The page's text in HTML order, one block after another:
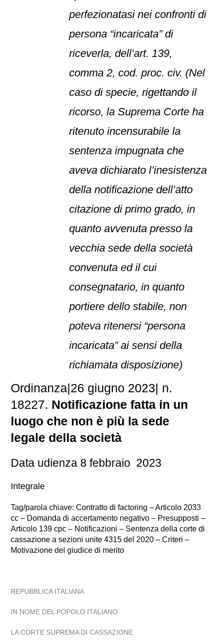
perfezionatasi nei confronti di
persona “incaricata” di
riceverla, dell’art. 139,
comma 2, cod. proc. civ. (Nel
caso di specie, rigettando il
ricorso, la Suprema Corte ha
ritenuto incensurabile la
sentenza impugnata che
aveva dichiarato l’inesistenza
della notificazione dell’atto
citazione di primo grado, in
quanto avvenuta presso la
vecchia sede della società
convenuta ed il cui
consegnatario, in quanto
portiere dello stabile, non
poteva ritenersi “persona
incaricata” ai sensi della
richiamata disposizione)
Ordinanza|26 giugno 2023| n.
18227. Notificazione fatta in un
luogo che non è più la sede
legale della società
Data udienza 8 febbraio 2023
Integrale
Tag/parola chiave: Contratto di factoring – Articolo 2033
cc – Domanda di accertamento negativo – Presupposti –
Articolo 139 cpc – Notificazioni – Sentenza della corte di
cassazione a sezioni unite 4315 del 2020 – Criteri –
Motivazione del giudice di merito
REPUBBLICA ITALIANA
IN NOME DEL POPOLO ITALIANO
LA CORTE SUPREMA DI CASSAZIONE